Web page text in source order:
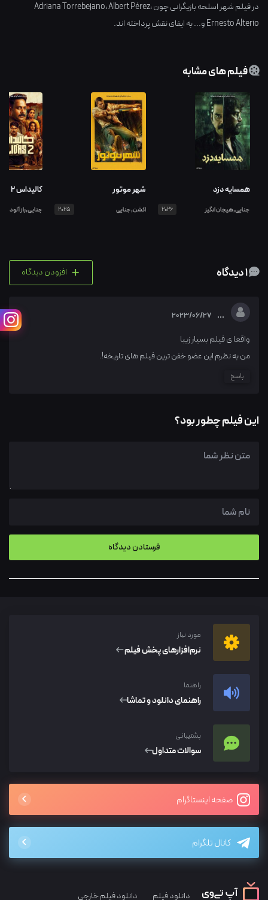
در فیلم شهر اسلحه بازیگرانی چون
Adriana Torrebejano،Albert Pérez،
Ernesto Alterioو... به ایفای نقش پرداخته اند.
فیلم های مشابه
همسایه دزد
جنایی,هیجان انگیز 2026
شهر موتور
اکشن,جنایی 2025
کالیداس ۲
جنایی,راز آلود
+ افزودن دیدگاه
...
2023/06/27
واقعا ی فیلم بسیار زیبا
من به نظرم این عضو خفن ترین فیلم های تاریخه!.
پاسخ
این فیلم چطور بود؟
مورد نیاز
نرم‌افزار‌های پخش فیلم
راهنما
راهنمای دانلود و تماشا
پشتیبانی
سوالات متداول
صفحه اینستاگرام
کانال تلگرام
دانلود فیلم دانلود فیلم خارجی